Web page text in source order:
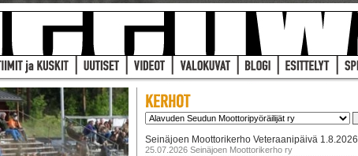
Seinäjoen Moottorikerho Veteraanipäivä 1.8.2026
25.07.2026 Seinäjoen Moottorikerho ry